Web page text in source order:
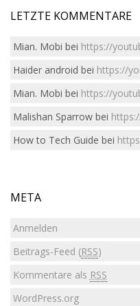
LETZTE KOMMENTARE
Mian. Mobi bei https://
Haider android bei https://
Mian. Mobi bei https://
Malishan Sparrowbei
How to Tech Guide bei
META
Anmelden
Beitrags-Feed (RSS)
Kommentare als RSS
WordPress.org